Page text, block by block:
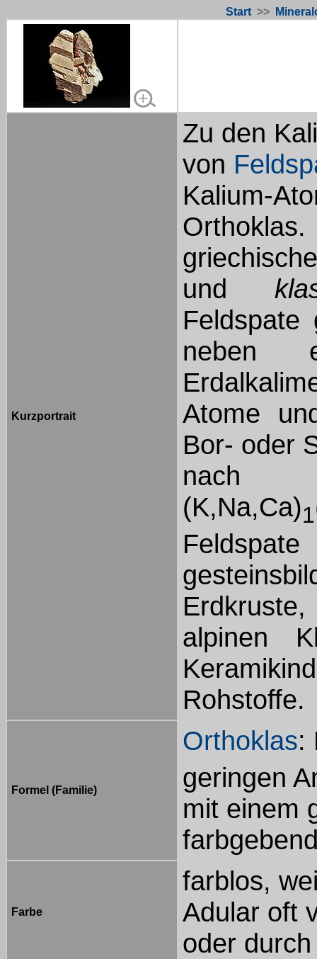
Start >>
Kurzportrait
Zu den
von
Kalium-
Orthoklas.
und
neben
Atome
Bor- oder
(K,Na,Ca)1
alpinen
Rohstoffe.
Formel (Familie)
Orthoklas:
geringen
mit einem
Farbe
farblos,
Adular oft
oder